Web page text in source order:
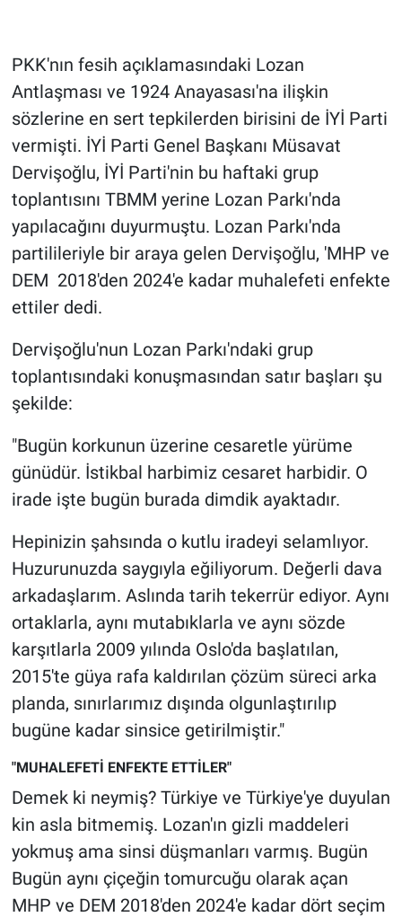
PKK'nın fesih açıklamasındaki Lozan
Antlaşması ve 1924 Anayasası'na ilişkin
sözlerine en sert tepkilerden birisini de İYİ Parti
vermişti. İYİ Parti Genel Başkanı Müsavat
Dervişoğlu, İYİ Parti'nin bu haftaki grup
toplantısını TBMM yerine Lozan Parkı'nda
yapılacağını duyurmuştu. Lozan Parkı'nda
partilileriyle bir araya gelen Dervişoğlu, 'MHP ve
DEM 2018'den 2024'e kadar muhalefeti enfekte
ettiler dedi.
Dervişoğlu'nun Lozan Parkı'ndaki grup
toplantısındaki konuşmasından satır başları şu
şekilde:
"Bugün korkunun üzerine cesaretle yürüme
günüdür. İstikbal harbimiz cesaret harbidir. O
irade işte bugün burada dimdik ayaktadır.
Hepinizin şahsında o kutlu iradeyi selamlıyor.
Huzurunuzda saygıyla eğiliyorum. Değerli dava
arkadaşlarım. Aslında tarih tekerrür ediyor. Aynı
ortaklarla, aynı mutabıklarla ve aynı sözde
karşıtlarla 2009 yılında Oslo'da başlatılan,
2015'te güya rafa kaldırılan çözüm süreci arka
planda, sınırlarımız dışında olgunlaştırılıp
bugüne kadar sinsice getirilmiştir."
"MUHALEFETİ ENFEKTE ETTİLER"
Demek ki neymiş? Türkiye ve Türkiye'ye duyulan
kin asla bitmemiş. Lozan'ın gizli maddeleri
yokmuş ama sinsi düşmanları varmış. Bugün
Bugün aynı çiçeğin tomurcuğu olarak açan
MHP ve DEM 2018'den 2024'e kadar dört seçim
İlan
Kimdir
Koronavirüs
Kültür Sanat
Ne demişti
Nedir
Popüler
Programlar
Spor
Türkiye'nin Geleceği
Türkiye'nin Gündemi
Yerel Gündem
Yerel Yaşam